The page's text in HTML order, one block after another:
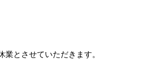
とさせていただきます。